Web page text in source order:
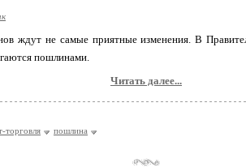
ждут не самые приятные изменения. В
пошлинами.
Читать далее...
торговля пошлина